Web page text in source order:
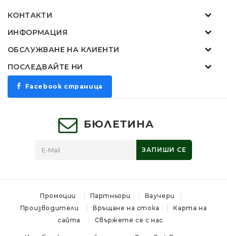
КОНТАКТИ
ИНФОРМАЦИЯ
ОБСЛУЖВАНЕ НА КЛИЕНТИ
ПОСЛЕДВАЙТЕ НИ
Facebook страница
БЮЛЕТИНА
ЗАПИШИ СЕ
Промоции Партньори
Ваучери
Производители
Връщане на стока
Карта на
сайта
Свържете се с нас